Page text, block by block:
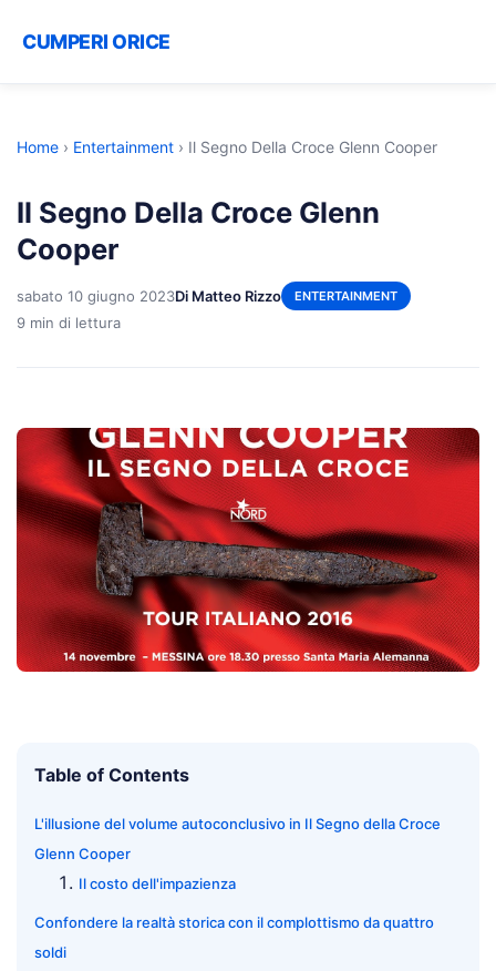
CUMPERI ORICE
Home › Entertainment › Il Segno Della Croce Glenn Cooper
Il Segno Della Croce Glenn
Cooper
sabato 10 giugno 2023Di Matteo Rizzo ENTERTAINMENT
9 min di lettura
Table of Contents
L'illusione del volume autoconclusivo in Il Segno della Croce
Glenn Cooper
Il costo dell'impazienza
Confondere la realtà storica con il complottismo da quattro
soldi